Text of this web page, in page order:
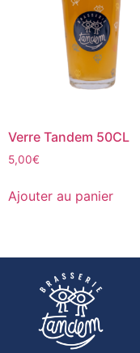
Verre Tandem 50CL
5,00€
Ajouter au panier